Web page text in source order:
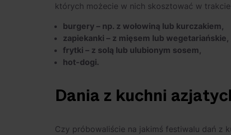
których możecie w nich skosztować w
burgery – np. z wołowiną lub kurczakiem,
zapiekanki – z mięsem lub wegetariańskie,
frytki – z solą lub ulubionym sosem,
hot-dogi.
Dania z kuchni
Czy próbowaliście na jakimś festiwalu dań z